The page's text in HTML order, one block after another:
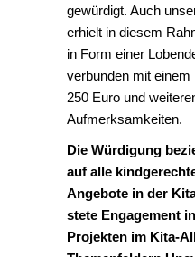
gewürdigt. Auch
erhielt in diesem
in Form einer
verbunden mit
250 Euro und
Aufmerksamkeiten.
Die Würdigung
auf alle
Angebote in der
stete Engagement
Projekten im Kita-